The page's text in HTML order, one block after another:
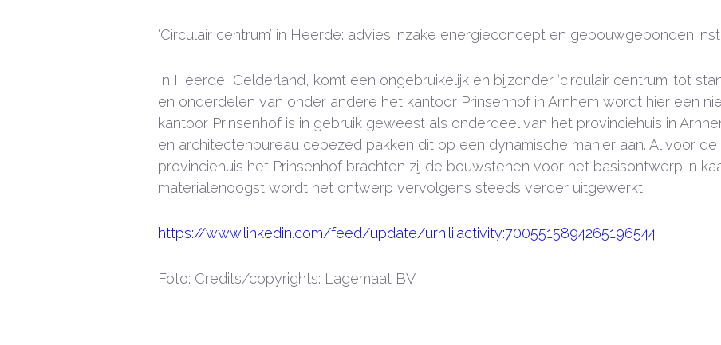
‘Circulair centrum’ in Heerde: advies inzake energieconcept en gebouwgebonden
In Heerde, Gelderland, komt een ongebruikelijk en bijzonder ‘circulair centrum’ tot
en onderdelen van onder andere het kantoor Prinsenhof in Arnhem wordt hier een
kantoor Prinsenhof is in gebruik geweest als onderdeel van het provinciehuis in
en architectenbureau cepezed pakken dit op een dynamische manier aan. Al voor
provinciehuis het Prinsenhof brachten zij de bouwstenen voor het basisontwerp in
materialenoogst wordt het ontwerp vervolgens steeds verder uitgewerkt.
https://www.linkedin.com/feed/update/urn:li:activity:7005515894265196544
Foto: Credits/copyrights: Lagemaat BV